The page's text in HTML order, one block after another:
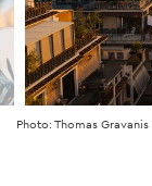
Photo: Thomas Gravanis